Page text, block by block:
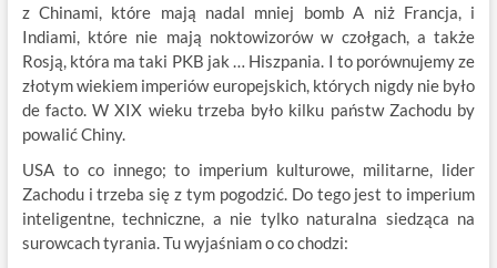
z Chinami, które mają nadal mniej bomb A niż Francja, i
Indiami, które nie mają noktowizorów w czołgach, a także
Rosją, która ma taki PKB jak … Hiszpania. I to porównujemy ze
złotym wiekiem imperiów europejskich, których nigdy nie było
de facto. W XIX wieku trzeba było kilku państw Zachodu by
powalić Chiny.
USA to co innego; to imperium kulturowe, militarne, lider
Zachodu i trzeba się z tym pogodzić. Do tego jest to imperium
inteligentne, techniczne, a nie tylko naturalna siedząca na
surowcach tyrania. Tu wyjaśniam o co chodzi: